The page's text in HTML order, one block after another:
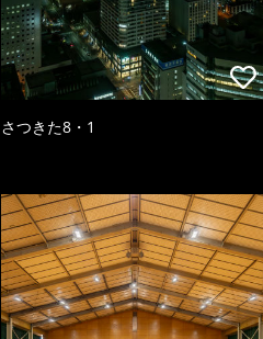
さつきた8・1